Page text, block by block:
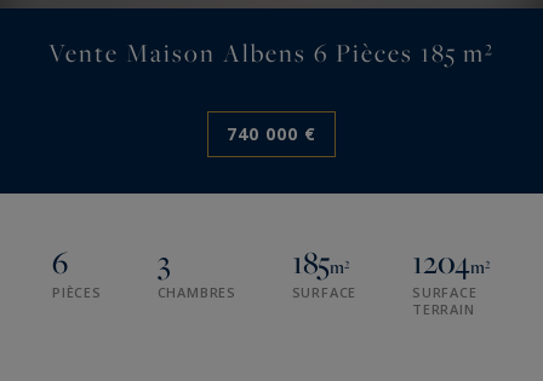
Vente Maison Albens 6 Pièces 185 m²
740 000 €
6
PIÈCES
3
CHAMBRES
185m²
SURFACE
1204m²
SURFACE
TERRAIN